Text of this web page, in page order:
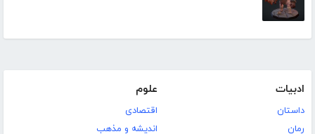
ادبیات
داستان
رمان
علوم
اقتصادی
اندیشه و مذهب